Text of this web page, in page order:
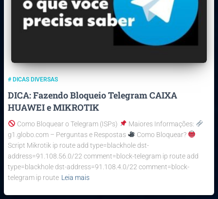
# DICAS DIVERSAS
DICA: Fazendo Bloqueio Telegram CAIXA
HUAWEI e MIKROTIK
Como Bloquear o Telegram (ISPs)
Maiores Informações:
g1.globo.com – Perguntas e Respostas
Como Bloquear?
Script Mikrotik ip route add type=blackhole dst-
address=91.108.56.0/22 comment=block-telegram ip route add
type=blackhole dst-address=91.108.4.0/22 comment=block-
telegram ip route Leia mais